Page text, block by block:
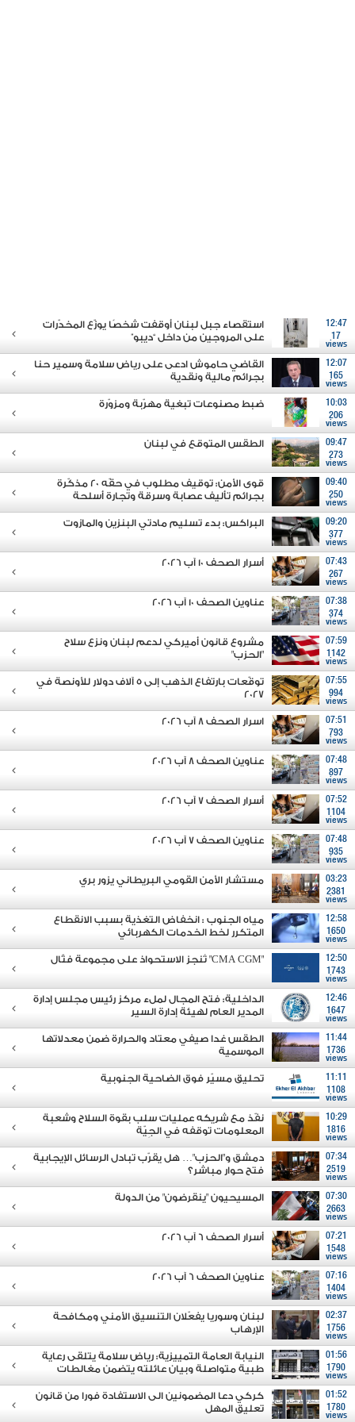
12:47
17
views
استقصاء جبل لبنان أوقفت شخصًا يوزّع المخدّرات
على المروجين من داخل “ديبو”
12:07
165
views
القاضي حاموش ادعى على رياض سلامة وسمير حنا
بجرائم مالية ونقدية
10:03
206
views
ضبط مصنوعات تبغية مهرّبة ومزوّرة
09:47
273
views
الطقس المتوقع في لبنان
09:40
250
views
قوى الأمن: توقيف مطلوب في حقّه 20 مذكّرة
بجرائم تأليف عصابة وسرقة وتجارة أسلحة
09:20
377
views
البراكس: بدء تسليم مادتي البنزين والمازوت
07:43
267
views
أسرار الصحف 10 آب 2026
07:38
374
views
عناوين الصحف 10 آب 2026
07:59
1142
views
مشروع قانون أميركي لدعم لبنان ونزع سلاح
"الحزب"
07:55
994
views
توقّعات بارتفاع الذهب إلى 5 آلاف دولار للأونصة في
2027
07:51
793
views
اسرار الصحف 8 آب 2026
07:48
897
views
عناوين الصحف 8 آب 2026
07:52
1104
views
أسرار الصحف 7 آب 2026
07:48
935
views
عناوين الصحف 7 آب 2026
03:23
2381
views
مستشار الأمن القومي البريطاني يزور بري
12:58
1650
views
مياه الجنوب : انخفاض التغذية بسبب الانقطاع
المتكرر لخط الخدمات الكهربائي
12:50
1743
views
"CMA CGM" تُنجز الاستحواذ على مجموعة فتّال
12:46
1647
views
الداخلية: فتح المجال لملء مركز رئيس مجلس إدارة
المدير العام لهيئة إدارة السير
11:44
1736
views
الطقس غدا صيفي معتاد والحرارة ضمن معدلاتها
الموسمية
11:11
1108
views
تحليق مسيّر فوق الضاحية الجنوبية
10:29
1816
views
نفّذ مع شريكه عمليات سلب بقوة السلاح وشعبة
المعلومات توقفه في الجِيّة
07:34
2519
views
دمشق و"الحزب"… هل يقرّب تبادل الرسائل الإيجابية
فتح حوار مباشر؟
07:30
2663
views
المسيحيون "ينقرضون" من الدولة
07:21
1548
views
أسرار الصحف 6 آب 2026
07:16
1404
views
عناوين الصحف 6 آب 2026
02:37
1756
views
لبنان وسوريا يفعّلان التنسيق الأمني ومكافحة
الإرهاب
01:56
1790
views
النيابة العامة التمييزية: رياض سلامة يتلقى رعاية
طبية متواصلة وبيان عائلته يتضمن مغالطات
01:52
1780
views
كركي دعا المضمونين الى الاستفادة فورا من قانون
تعليق المهل